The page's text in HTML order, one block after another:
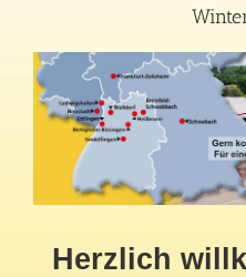
Herzlich